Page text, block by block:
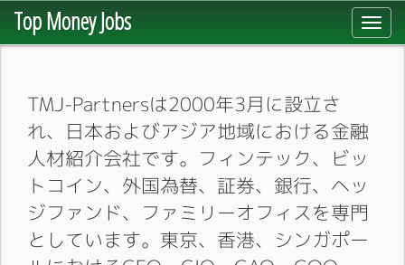
Top Money Jobs
TMJ-Partnersは2000年3月に設立さ
れ、日本およびアジア地域における金融
人材紹介会社です。フィンテック、ビッ
トコイン、外国為替、証券、銀行、ヘッ
ジファンド、ファミリーオフィスを専門
としています。東京、香港、シンガポー